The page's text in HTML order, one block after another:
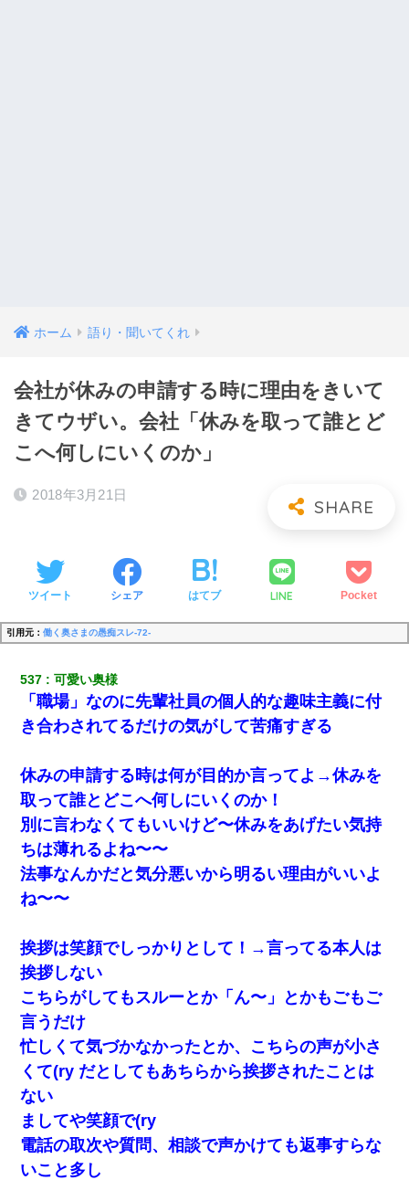
ホーム 語り・聞いてくれ
会社が休みの申請する時に理由をきいて
きてウザい。会社「休みを取って誰とど
こへ何しにいくのか」
2018年3月21日
ツイート シェア はてブ LINE Pocket
引用元： 働く奥さまの愚痴スレ-72-
537 可愛い奥様
「職場」なのに先輩社員の個人的な趣味主義に付
き合わされてるだけの気がして苦痛すぎる
休みの申請する時は何が目的か言ってよ→休みを
取って誰とどこへ何しにいくのか！
別に言わなくてもいいけど〜休みをあげたい気持
ちは薄れるよね〜〜
法事なんかだと気分悪いから明るい理由がいいよ
ね〜〜
挨拶は笑顔でしっかりとして！→言ってる本人は
挨拶しない
こちらがしてもスルーとか「ん〜」とかもごもご
言うだけ
忙しくて気づかなかったとか、こちらの声が小さ
くて(ry だとしてもあちらから挨拶されたことは
ない
ましてや笑顔で(ry
電話の取次や質問、相談で声かけても返事すらな
いこと多し